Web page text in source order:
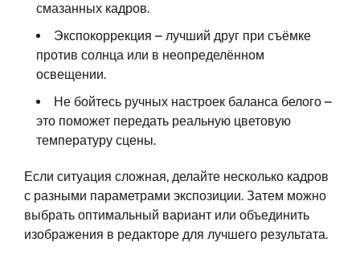
смазанных кадров.
Экспокоррекция – лучший друг при съёмке
против солнца или в неопределённом
освещении.
Не бойтесь ручных настроек баланса белого –
это поможет передать реальную цветовую
температуру сцены.
Если ситуация сложная, делайте несколько кадров
с разными параметрами экспозиции. Затем можно
выбрать оптимальный вариант или объединить
изображения в редакторе для лучшего результата.